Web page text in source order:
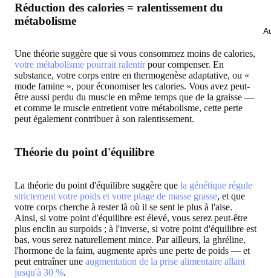
Réduction des calories = ralentissement du
métabolisme
Une théorie suggère que si vous consommez moins de calories,
votre métabolisme pourrait ralentirpour compenser. En
substance, votre corps entre en thermogenèse adaptative, ou «
mode famine », pour économiser les calories. Vous avez peut-
être aussi perdu du muscle en même temps que de la graisse —
et comme le muscle entretient votre métabolisme, cette perte
peut également contribuer à son ralentissement.
Théorie du point d'équilibre
La théorie du point d'équilibre suggère que la génétique régule
strictement votre poids et votre plage de masse grasse, et que
votre corps cherche à rester là où il se sent le plus à l'aise.
Ainsi, si votre point d'équilibre est élevé, vous serez peut-être
plus enclin au surpoids ; à l'inverse, si votre point d'équilibre est
bas, vous serez naturellement mince. Par ailleurs, la ghréline,
l'hormone de la faim, augmente après une perte de poids — et
peut entraîner une augmentation de la prise alimentaire allant
jusqu'à 30 %.